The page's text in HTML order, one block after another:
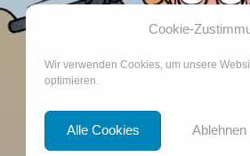
Cookie-
Wir verwenden Cookies, um unsere
optimieren.
Alle Cookies Ablehnen